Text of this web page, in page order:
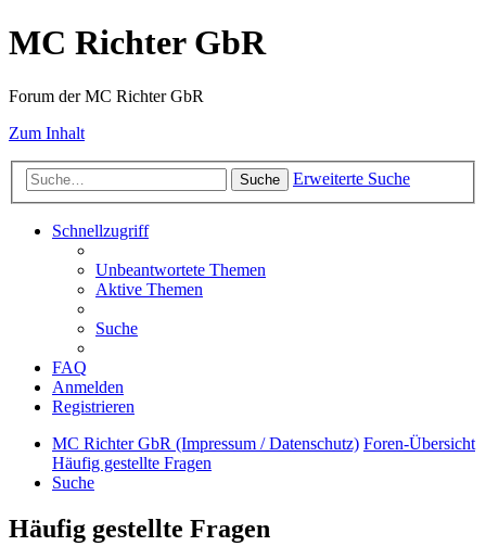
MC Richter GbR
Forum der MC Richter GbR
Zum Inhalt
Suche Erweiterte Suche
Schnellzugriff
Unbeantwortete Themen
Aktive Themen
Suche
FAQ
Anmelden
Registrieren
MC Richter GbR (Impressum / Datenschutz) Foren-Übersicht
Häufig gestellte Fragen
Suche
Häufig gestellte Fragen